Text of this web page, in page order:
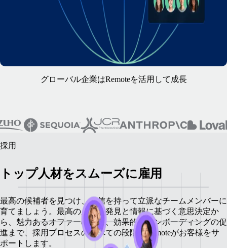
グローバル企業はRemoteを活用して成長
採用
トップ人材をスムーズに雇用
最高の候補者を見つけ、自信を持って立派なチームメンバーに
育てましょう。最高の人材の発見と情報に基づく意思決定か
ら、魅力あるオファーの作成、効果的なオンボーディングの促
進まで、採用プロセスのすべての段階でRemoteがお客様をサ
ポートします。